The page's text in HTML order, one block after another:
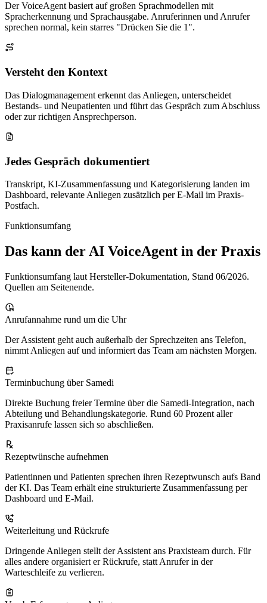
Der VoiceAgent basiert auf großen Sprachmodellen mit
Spracherkennung und Sprachausgabe. Anruferinnen und Anrufer
sprechen normal, kein starres "Drücken Sie die 1".
Versteht den Kontext
Das Dialogmanagement erkennt das Anliegen, unterscheidet
Bestands- und Neupatienten und führt das Gespräch zum Abschluss
oder zur richtigen Ansprechperson.
Jedes Gespräch dokumentiert
Transkript, KI-Zusammenfassung und Kategorisierung landen im
Dashboard, relevante Anliegen zusätzlich per E-Mail im Praxis-
Postfach.
Funktionsumfang
Das kann der AI VoiceAgent in der Praxis
Funktionsumfang laut Hersteller-Dokumentation, Stand 06/2026.
Quellen am Seitenende.
Anrufannahme rund um die Uhr
Der Assistent geht auch außerhalb der Sprechzeiten ans Telefon,
nimmt Anliegen auf und informiert das Team am nächsten Morgen.
Terminbuchung über Samedi
Direkte Buchung freier Termine über die Samedi-Integration, nach
Abteilung und Behandlungskategorie. Rund 60 Prozent aller
Praxisanrufe lassen sich so abschließen.
Rezeptwünsche aufnehmen
Patientinnen und Patienten sprechen ihren Rezeptwunsch aufs Band
der KI. Das Team erhält eine strukturierte Zusammenfassung per
Dashboard und E-Mail.
Weiterleitung und Rückrufe
Dringende Anliegen stellt der Assistent ans Praxisteam durch. Für
alles andere organisiert er Rückrufe, statt Anrufer in der
Warteschleife zu verlieren.